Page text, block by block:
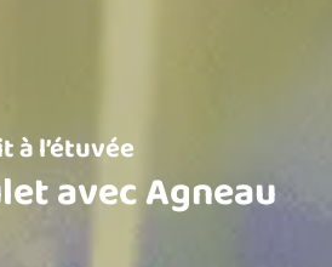
à l’étuvée
avec Agneau